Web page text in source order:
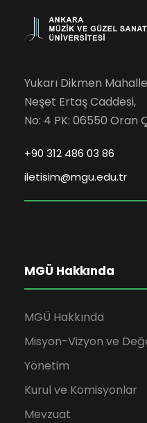
Yukarı Dikmen
Neşet Ertaş Caddesi,
No: 4 PK: 06550 Oran
+90 312 486 03 86
iletisim@mgu.edu.tr
MGÜ Hakkında
MGÜ Hakkında
Misyon-Vizyon ve
Yönetim
Kurul ve Komisyonlar
Mevzuat